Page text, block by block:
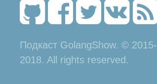
Подкаст GolangShow. © 2015-
2018. All rights reserved.